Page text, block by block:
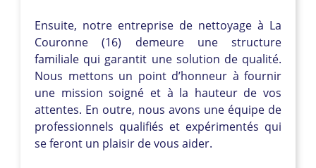
Ensuite, notre entreprise de nettoyage à La
Couronne (16) demeure une structure
familiale qui garantit une solution de qualité.
Nous mettons un point d’honneur à fournir
une mission soigné et à la hauteur de vos
attentes. En outre, nous avons une équipe de
professionnels qualifiés et expérimentés qui
se feront un plaisir de vous aider.